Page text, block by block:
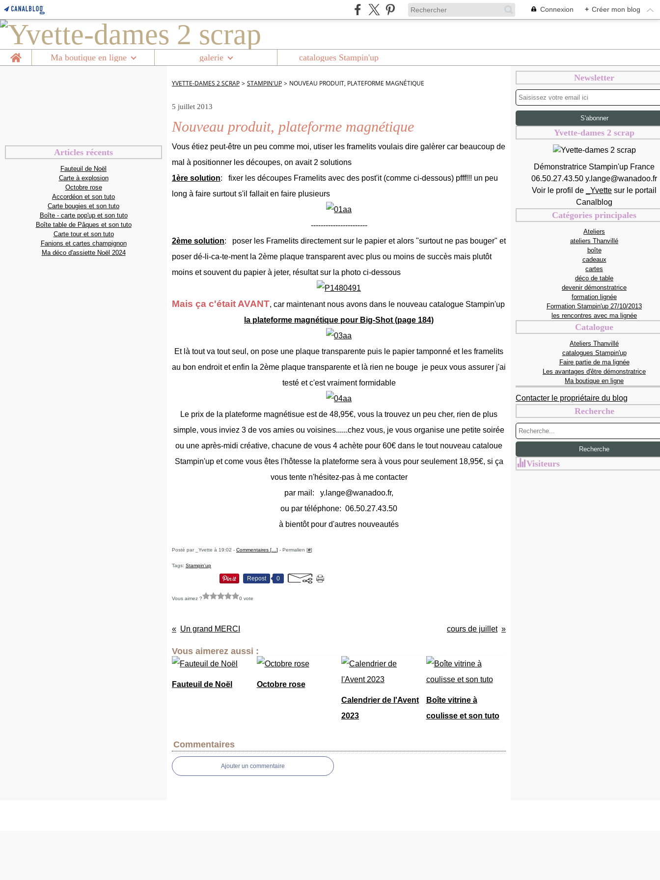
Connexion + Créer mon blog
Home Ma boutique en ligne galerie catalogues Stampin'up
Articles récents
Fauteuil de Noël
Carte à explosion
Octobre rose
Accordéon et son tuto
Carte bougies et son tuto
Boîte - carte pop'up et son tuto
Boîte table de Pâques et son tuto
Carte tour et son tuto
Fanions et cartes champignon
Ma déco d'assiette Noël 2024
YVETTE-DAMES 2 SCRAP > STAMPIN'UP > NOUVEAU PRODUIT, PLATEFORME MAGNÉTIQUE
5 juillet 2013
Nouveau produit, plateforme magnétique
Vous étiez peut-être un peu comme moi, utiser les framelits voulais dire galèrer car beaucoup de
mal à positionner les découpes, on avait 2 solutions
1ère solution: fixer les découpes Framelits avec des post'it (comme ci-dessous) pfff!!! un peu
long à faire surtout s'il fallait en faire plusieurs
-----------------------
2ème solution: poser les Framelits directement sur le papier et alors "surtout ne pas bouger" et
poser dé-li-ca-te-ment la 2ème plaque transparent avec plus ou moins de succès mais plutôt
moins et souvent du papier à jeter, résultat sur la photo ci-dessous
Mais ça c'était AVANT, car maintenant nous avons dans le nouveau catalogue Stampin'up
la plateforme magnétique pour Big-Shot (page 184)
Et là tout va tout seul, on pose une plaque transparente puis le papier tamponné et les framelits
au bon endroit et enfin la 2ème plaque transparente et là rien ne bouge je peux vous assurer j'ai
testé et c'est vraiment formidable
Le prix de la plateforme magnétisue est de 48,95€, vous la trouvez un peu cher, rien de plus
simple, vous inviez 3 de vos amies ou voisines......chez vous, je vous organise une petite soirée
ou une après-midi créative, chacune de vous 4 achète pour 60€ dans le tout nouveau cataloue
Stampin'up et come vous êtes l'hôtesse la plateforme sera à vous pour seulement 18,95€, si ça
vous tente n'hésitez-pas à me contacter
par mail: y.lange@wanadoo.fr,
ou par téléphone: 06.50.27.43.50
à bientôt pour d'autres nouveautés
Posté par _Yvette à 19:02 - Commentaires [ ] - Permalien [#]
Tags: Stampin'up
Repost 0
Vous aimez ? 0 vote
Un grand MERCI cours de juillet
Vous aimerez aussi :
Fauteuil de Noël
Octobre rose
Calendrier de l'Avent
2023
Boîte vitrine à
coulisse et son tuto
Commentaires
Ajouter un commentaire
Newsletter
Yvette-dames 2 scrap
Démonstratrice Stampin'up France
06.50.27.43.50 y.lange@wanadoo.fr
Voir le profil de
_Yvette sur le portail
Canalblog
Catégories principales
Ateliers
ateliers Thanvillé
boîte
cadeaux
cartes
déco de table
devenir démonstratrice
formation lignée
Formation Stampin'up 27/10/2013
les rencontres avec ma lignée
Catalogue
Ateliers Thanvillé
catalogues Stampin'up
Faire partie de ma lignée
Les avantages d'être démonstratrice
Ma boutique en ligne
Contacter le propriétaire du blog
Recherche
Visiteurs